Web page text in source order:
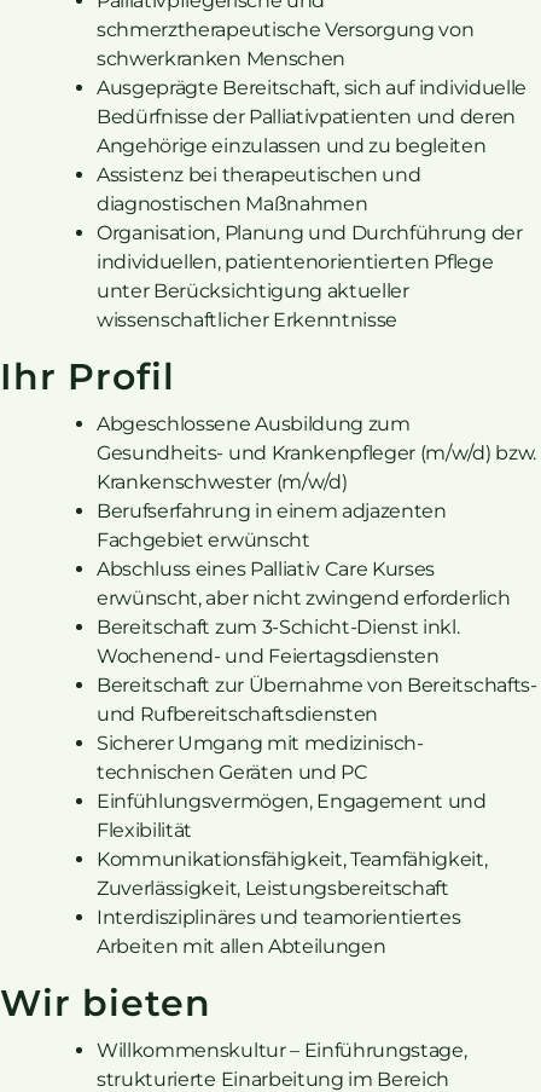
schmerztherapeutische Versorgung von
schwerkranken Menschen
Ausgeprägte Bereitschaft, sich auf individuelle
Bedürfnisse der Palliativpatienten und deren
Angehörige einzulassen und zu begleiten
Assistenz bei therapeutischen und
diagnostischen Maßnahmen
Organisation, Planung und Durchführung der
individuellen, patientenorientierten Pflege
unter Berücksichtigung aktueller
wissenschaftlicher Erkenntnisse
Ihr Profil
Abgeschlossene Ausbildung zum
Gesundheits- und Krankenpfleger (m/w/d) bzw.
Krankenschwester (m/w/d)
Berufserfahrung in einem adjazenten
Fachgebiet erwünscht
Abschluss eines Palliativ Care Kurses
erwünscht, aber nicht zwingend erforderlich
Bereitschaft zum 3-Schicht-Dienst inkl.
Wochenend- und Feiertagsdiensten
Bereitschaft zur Übernahme von Bereitschafts-
und Rufbereitschaftsdiensten
Sicherer Umgang mit medizinisch-
technischen Geräten und PC
Einfühlungsvermögen, Engagement und
Flexibilität
Kommunikationsfähigkeit, Teamfähigkeit,
Zuverlässigkeit, Leistungsbereitschaft
Interdisziplinäres und teamorientiertes
Arbeiten mit allen Abteilungen
Wir bieten
Willkommenskultur – Einführungstage,
strukturierte Einarbeitung im Bereich